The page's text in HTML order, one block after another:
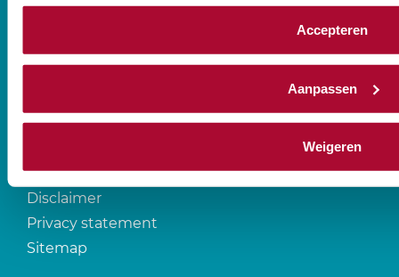
Accepteren
Aanpassen
Weigeren
CONTACT
T088-0107777
Disclaimer
Privacy statement
Sitemap